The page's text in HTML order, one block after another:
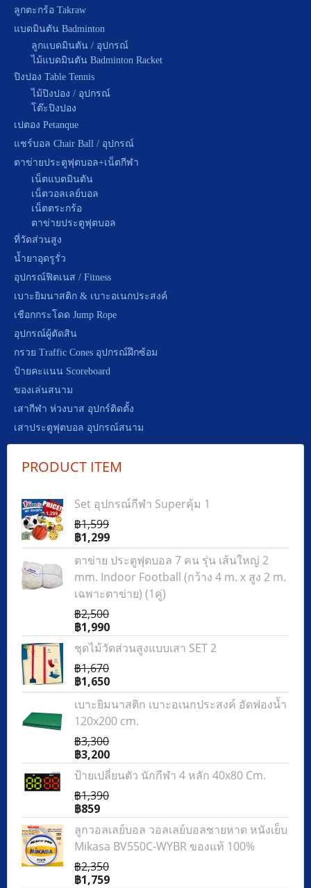
ลูกตะกร้อ Takraw
แบดมินตัน Badminton
ลูกแบดมินตัน / อุปกรณ์
ไม้แบดมินตัน Badminton Racket
ปิงปอง Table Tennis
ไม้ปิงปอง / อุปกรณ์
โต๊ะปิงปอง
เปตอง Petanque
แชร์บอล Chair Ball / อุปกรณ์
ตาข่ายประตูฟุตบอล+เน็ตกีฬา
เน็ตแบตมินตัน
เน็ตวอลเลย์บอล
เน็ตตระกร้อ
ตาข่ายประตูฟุตบอล
ที่วัดส่วนสูง
น้ำยาอุดรูรั่ว
อุปกรณ์ฟิตเนส / Fitness
เบาะยิมนาสติก & เบาะอเนกประสงค์
เชือกกระโดด Jump Rope
อุปกรณ์ผู้ตัดสิน
กรวย Traffic Cones อุปกรณ์ฝึกซ้อม
ป้ายคะแนน Scoreboard
ของเล่นสนาม
เสากีฬา ห่วงบาส อุปกร์ติดตั้ง
เสาประตูฟุตบอล อุปกรณ์สนาม
PRODUCT ITEM
Set อุปกรณ์กีฬา Superคุ้ม 1
฿1,599
฿1,299
ตาข่าย ประตูฟุตบอล 7 คน รุ่น เส้นใหญ่ 2
mm. Indoor Football (กว้าง 4 m. x สูง 2 m.
เฉพาะตาข่าย) (1คู่)
฿2,500
฿1,990
ชุดไม้วัดส่วนสูงแบบเสา SET 2
฿1,670
฿1,650
เบาะยิมนาสติก เบาะอเนกประสงค์ อัดฟองน้ำ
120x200 cm.
฿3,300
฿3,200
ป้ายเปลี่ยนตัว นักกีฬา 4 หลัก 40x80 Cm.
฿1,390
฿859
ลูกวอลเลย์บอล วอลเลย์บอลชายหาด หนังเย็บ
Mikasa BV550C-WYBR ของแท้ 100%
฿2,350
฿1,759